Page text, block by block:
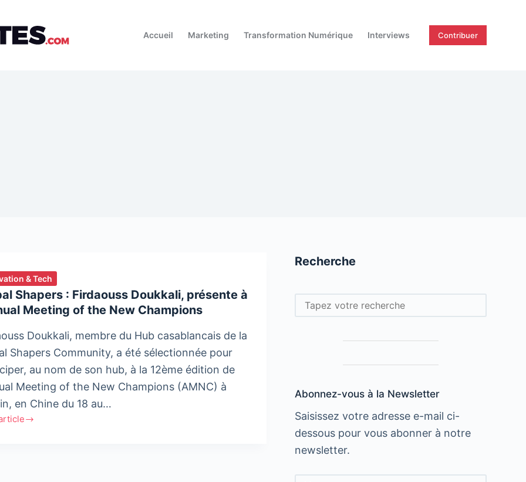
Accueil Marketing Transformation Numérique Interviews Contribuer
& Tech
Shapers : Firdaouss Doukkali, présente à
Meeting of the New Champions
Doukkali, membre du Hub casablancais de la
Shapers Community, a été sélectionnée pour
au nom de son hub, à la 12ème édition de
Meeting of the New Champions (AMNC) à
en Chine du 18 au…
Recherche
Rechercher
Abonnez-vous à la Newsletter
Saisissez votre adresse e-mail ci-
dessous pour vous abonner à notre
newsletter.